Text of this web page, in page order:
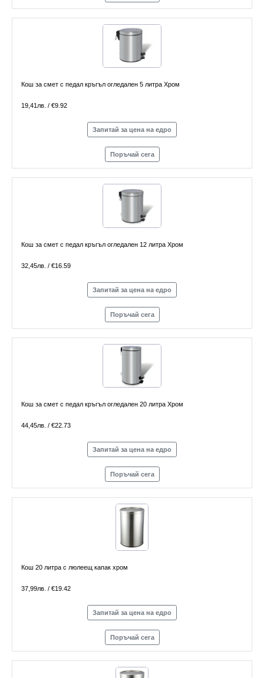
Кош за смет с педал кръгъл огледален 5 литра Хром
19,41лв. / €9.92
Запитай за цена на едро
Поръчай сега
Кош за смет с педал кръгъл огледален 12 литра Хром
32,45лв. / €16.59
Запитай за цена на едро
Поръчай сега
Кош за смет с педал кръгъл огледален 20 литра Хром
44,45лв. / €22.73
Запитай за цена на едро
Поръчай сега
Кош 20 литра с люлеещ капак хром
37,99лв. / €19.42
Запитай за цена на едро
Поръчай сега